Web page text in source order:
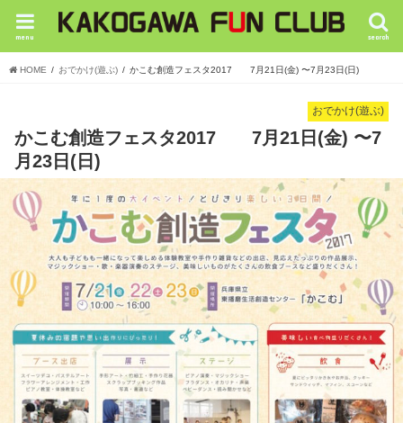
search
menu
HOME おでかけ(遊ぶ) かこむ創造フェスタ2017 7月21日(金) 〜7月23日(日)
おでかけ(遊ぶ)
かこむ創造フェスタ2017 7月21日(金) 〜7
月23日(日)